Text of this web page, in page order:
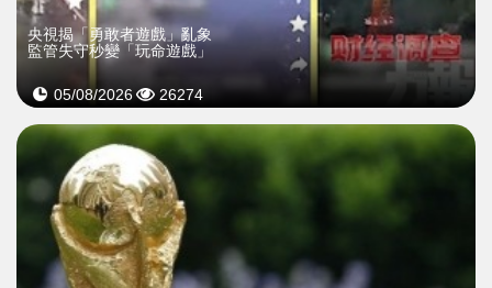
央視揭「勇敢者遊戲」亂象
監管失守秒變「玩命遊戲」
05/08/2026 26274